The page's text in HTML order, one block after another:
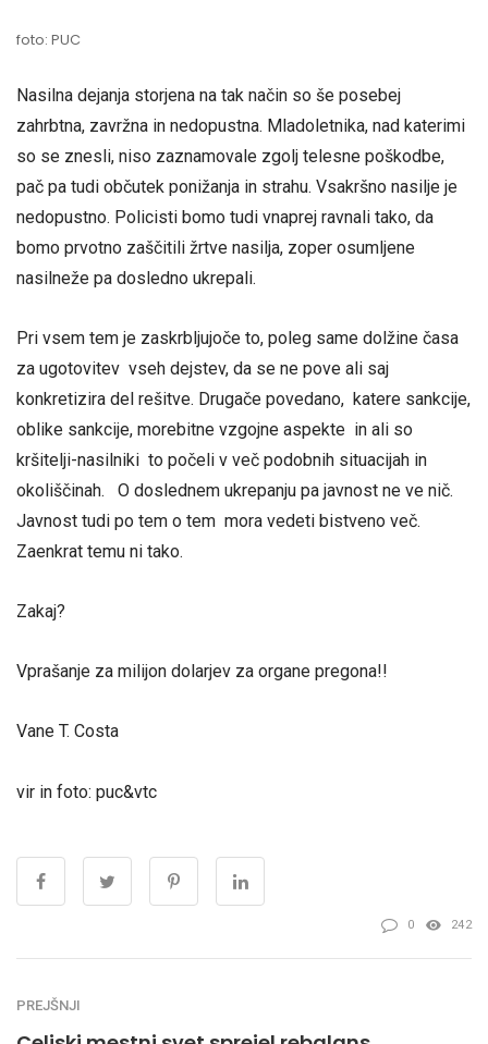
foto: PUC
Nasilna dejanja storjena na tak način so še posebej
zahrbtna, zavržna in nedopustna. Mladoletnika, nad katerimi
so se znesli, niso zaznamovale zgolj telesne poškodbe,
pač pa tudi občutek ponižanja in strahu. Vsakršno nasilje je
nedopustno. Policisti bomo tudi vnaprej ravnali tako, da
bomo prvotno zaščitili žrtve nasilja, zoper osumljene
nasilneže pa dosledno ukrepali.
Pri vsem tem je zaskrbljujoče to, poleg same dolžine časa
za ugotovitev vseh dejstev, da se ne pove ali saj
konkretizira del rešitve. Drugače povedano, katere sankcije,
oblike sankcije, morebitne vzgojne aspekte in ali so
kršitelji-nasilniki to počeli v več podobnih situacijah in
okoliščinah. O doslednem ukrepanju pa javnost ne ve nič.
Javnost tudi po tem o tem mora vedeti bistveno več.
Zaenkrat temu ni tako.
Zakaj?
Vprašanje za milijon dolarjev za organe pregona!!
Vane T. Costa
vir in foto: puc&vtc
0 242
PREJŠNJI